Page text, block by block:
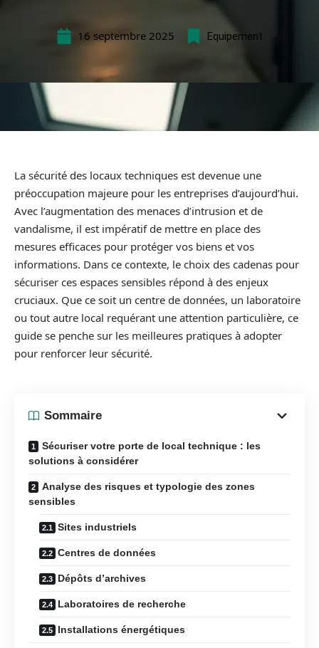
16 septembre 2025 Equipement
La sécurité des locaux techniques est devenue une
préoccupation majeure pour les entreprises d’aujourd’hui.
Avec l’augmentation des menaces d’intrusion et de
vandalisme, il est impératif de mettre en place des
mesures efficaces pour protéger vos biens et vos
informations. Dans ce contexte, le choix des cadenas pour
sécuriser ces espaces sensibles répond à des enjeux
cruciaux. Que ce soit un centre de données, un laboratoire
ou tout autre local requérant une attention particulière, ce
guide se penche sur les meilleures pratiques à adopter
pour renforcer leur sécurité.
Sommaire
Sécuriser votre porte de local technique : les
solutions à considérer
Analyse des risques et typologie des zones
sensibles
Sites industriels
Centres de données
Dépôts d’archives
Laboratoires de recherche
Installations énergétiques